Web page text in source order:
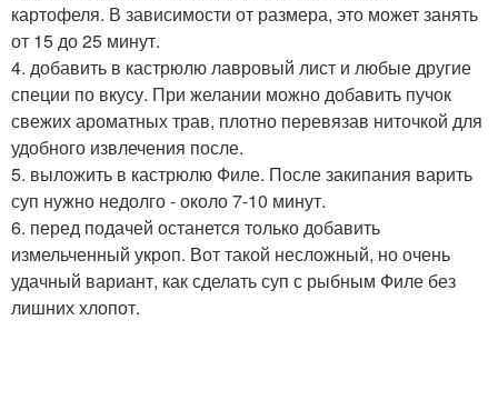
картофеля. В зависимости от размера, это может занять
от 15 до 25 минут.
4. добавить в кастрюлю лавровый лист и любые другие
специи по вкусу. При желании можно добавить пучок
свежих ароматных трав, плотно перевязав ниточкой для
удобного извлечения после.
5. выложить в кастрюлю Филе. После закипания варить
суп нужно недолго - около 7-10 минут.
6. перед подачей останется только добавить
измельченный укроп. Вот такой несложный, но очень
удачный вариант, как сделать суп с рыбным Филе без
лишних хлопот.